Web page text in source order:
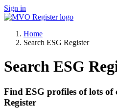
Sign in
Home
Search ESG Register
Search ESG
Find ESG profiles of lots of
Register